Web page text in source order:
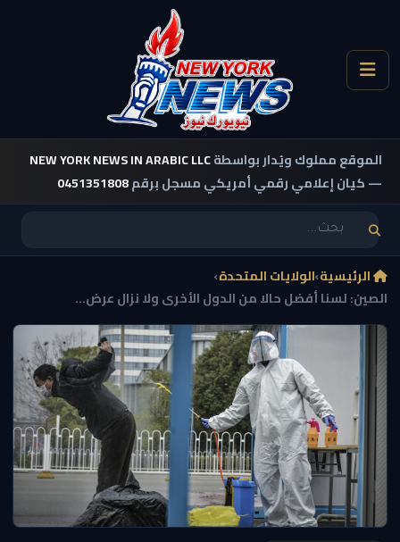
الموقع مملوك ويُدار بواسطةNEW YORK NEWS IN ARABIC LLC
— كيان إعلامي رقمي أمريكي مسجل برقم0451351808
الرئيسية›الولايات المتحدة›
الصين: لسنا أفضل حالا من الدول الأخرى ولا نزال عرض...